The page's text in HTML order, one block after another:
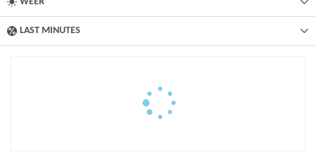
LAST MINUTES